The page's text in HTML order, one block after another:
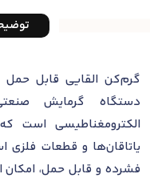
دستگاه گرمایش
الکترومغناطیسی است
یاتاقان‌ها و قطعات
فشرده و قابل ‌حمل،